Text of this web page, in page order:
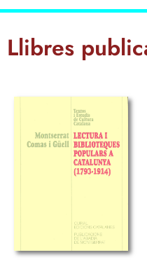
AUTORS
ENSENYAMENT CATALÀ
Llibres